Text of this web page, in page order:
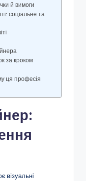
й вимоги
соціальне та
за кроком
ця професія
візуальні